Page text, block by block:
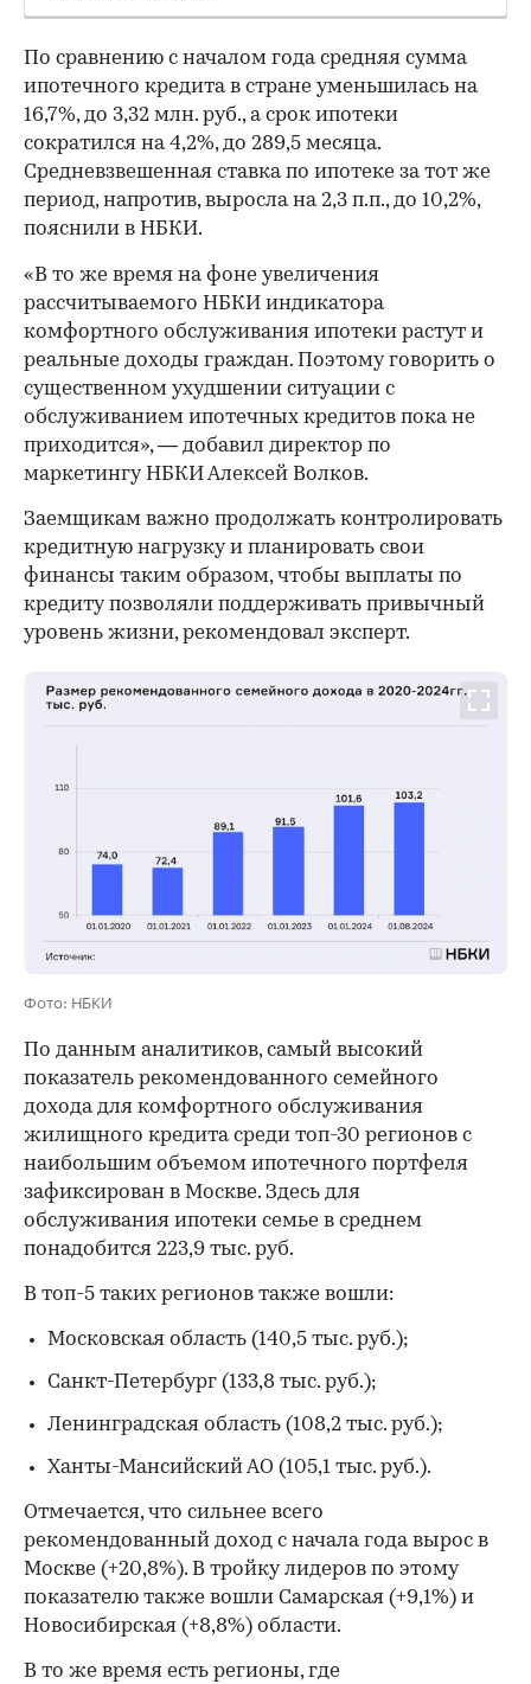
По сравнению с началом года средняя сумма
ипотечного кредита в стране уменьшилась на
16,7%, до 3,32 млн. руб., а срок ипотеки
сократился на 4,2%, до 289,5 месяца.
Средневзвешенная ставка по ипотеке за тот же
период, напротив, выросла на 2,3 п.п., до 10,2%,
пояснили в НБКИ.
«В то же время на фоне увеличения
рассчитываемого НБКИ индикатора
комфортного обслуживания ипотеки растут и
реальные доходы граждан. Поэтому говорить о
существенном ухудшении ситуации с
обслуживанием ипотечных кредитов пока не
приходится», — добавил директор по
маркетингу НБКИ Алексей Волков.
Заемщикам важно продолжать контролировать
кредитную нагрузку и планировать свои
финансы таким образом, чтобы выплаты по
кредиту позволяли поддерживать привычный
уровень жизни, рекомендовал эксперт.
Фото: НБКИ
По данным аналитиков, самый высокий
показатель рекомендованного семейного
дохода для комфортного обслуживания
жилищного кредита среди топ-30 регионов с
наибольшим объемом ипотечного портфеля
зафиксирован в Москве. Здесь для
обслуживания ипотеки семье в среднем
понадобится 223,9 тыс. руб.
В топ-5 таких регионов также вошли:
Московская область (140,5 тыс. руб.);
Санкт-Петербург (133,8 тыс. руб.);
Ленинградская область (108,2 тыс. руб.);
Ханты-Мансийский АО (105,1 тыс. руб.).
Отмечается, что сильнее всего
рекомендованный доход с начала года вырос в
Москве (+20,8%). В тройку лидеров по этому
показателю также вошли Самарская (+9,1%) и
Новосибирская (+8,8%) области.
В то же время есть регионы, где